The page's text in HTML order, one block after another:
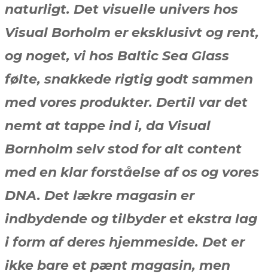
naturligt. Det visuelle univers hos
Visual Borholm er eksklusivt og rent,
og noget, vi hos Baltic Sea Glass
følte, snakkede rigtig godt sammen
med vores produkter. Dertil var det
nemt at tappe ind i, da Visual
Bornholm selv stod for alt content
med en klar forståelse af os og vores
DNA. Det lækre magasin er
indbydende og tilbyder et ekstra lag
i form af deres hjemmeside. Det er
ikke bare et pænt magasin, men